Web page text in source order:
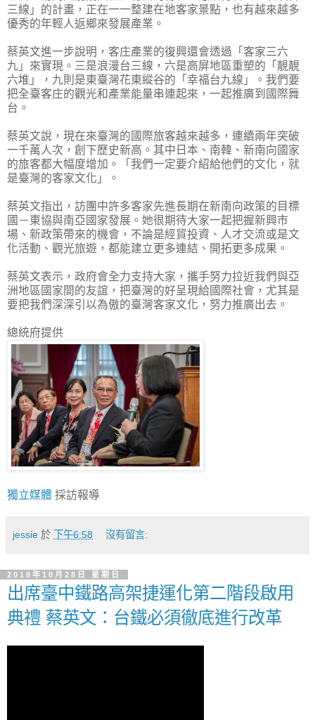
三線」的計畫，正在一一整建在地客家景點，也有越來越多
優秀的年輕人返鄉來發展產業。
蔡英文進一步說明，客庄產業的復興還會透過「客家三六
九」來實現。三是浪漫台三線，六是高屏地區重塑的「靚靚
六堆」，九則是東臺灣花東縱谷的「幸福台九線」。我們要
把全臺客庄的觀光和產業能量串連起來，一起推廣到國際舞
台。
蔡英文說，現在來臺灣的國際旅客越來越多，連續兩年突破
一千萬人次，創下歷史新高。其中日本、南韓、新南向國家
的旅客都大幅度增加。「我們一定要介紹給他們的文化，就
是臺灣的客家文化」。
蔡英文指出，訪團中許多客家先進長期在新南向政策的目標
國－東協與南亞國家發展。她很期待大家一起把握新興市
場、新政策帶來的機會，不論是經貿投資、人才交流或是文
化活動、觀光旅遊，都能建立更多連結、開拓更多成果。
蔡英文表示，政府會全力支持大家，攜手努力拉近我們與亞
洲地區國家間的友誼，把臺灣的好呈現給國際社會，尤其是
要把我們深深引以為傲的臺灣客家文化，努力推廣出去。
總統府提供
獨立媒體 採訪報導
jessie 於 下午6:58 沒有留言:
2018年10月28日 星期日
出席臺中鐵路高架捷運化第二階段啟用
典禮 蔡英文：台鐵必須徹底進行改革